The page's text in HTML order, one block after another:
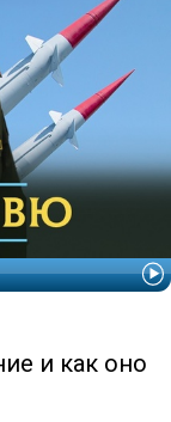
и как оно